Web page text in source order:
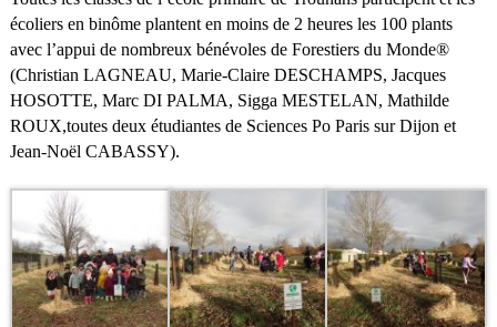
écoliers en binôme plantent en moins de 2 heures les 100 plants
avec l’appui de nombreux bénévoles de Forestiers du Monde®
(Christian LAGNEAU, Marie-Claire DESCHAMPS, Jacques
HOSOTTE, Marc DI PALMA, Sigga MESTELAN, Mathilde
ROUX,toutes deux étudiantes de Sciences Po Paris sur Dijon et
Jean-Noël CABASSY).